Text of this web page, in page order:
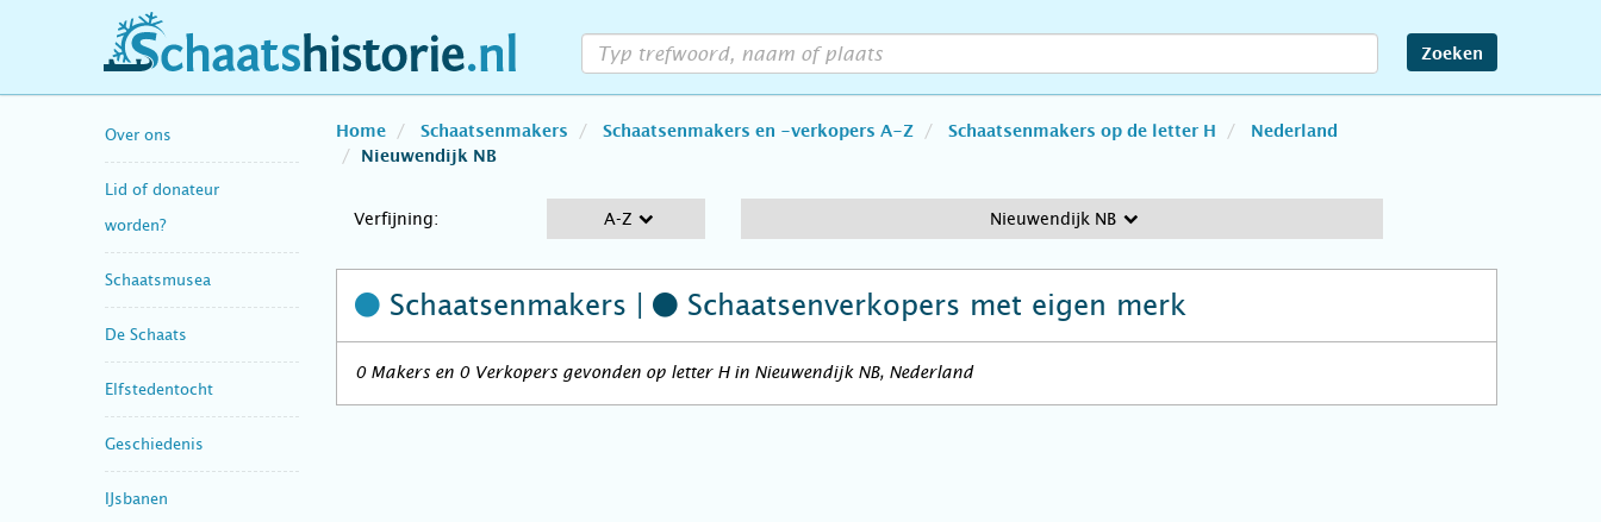
schaatshistorie.nl Zoeken
Over ons
Lid of donateur
worden?
Schaatsmusea
De Schaats
Elfstedentocht
Geschiedenis
IJsbanen
Home Schaatsenmakers Schaatsenmakers en -verkopers A-Z Schaatsenmakers op de letter H
Nederland
Nieuwendijk NB
Verfijning: A-Z Nieuwendijk NB
Schaatsenmakers | Schaatsenverkopers met eigen merk
0 Makers en 0 Verkopers gevonden op letter H in Nieuwendijk NB, Nederland